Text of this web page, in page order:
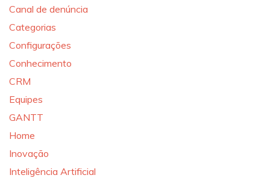
Canal de denúncia
Categorias
Configurações
Conhecimento
CRM
Equipes
GANTT
Home
Inovação
Inteligência Artificial